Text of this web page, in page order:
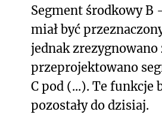
Segment środkowy B
miał być
jednak zrezygnowano
przeprojektowano
C pod (...). Te funkcje
pozostały do dzisiaj.